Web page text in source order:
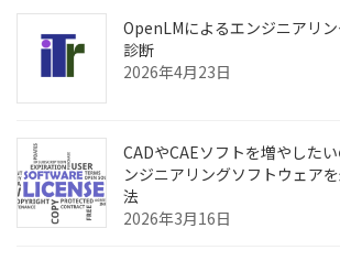
OpenLMによるエンジニアリ
診断
2026年4月23日
CADやCAEソフトを増やした
ンジニアリングソフトウェア
法
2026年3月16日